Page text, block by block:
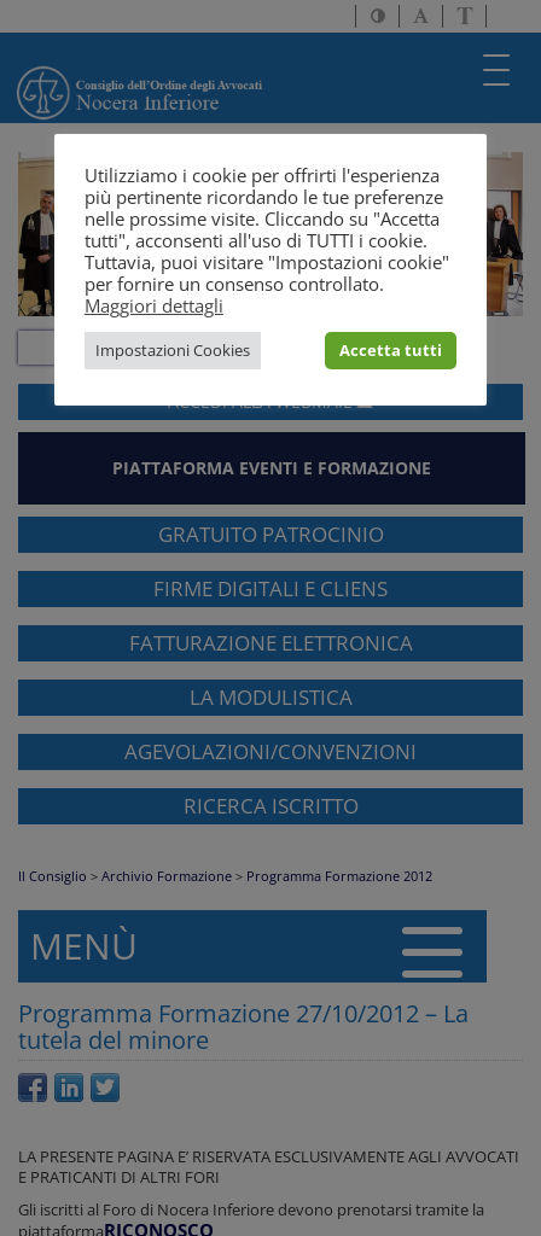
Attiva/disattiva
alto
Attiva/
dimensione
a
solo
ACCEDI ALLAWEBMAIL
PIATTAFORMA EVENTI E FORMAZIONE
GRATUITO PATROCINIO
FIRME DIGITALI E CLIENS
FATTURAZIONE ELETTRONICA
LA MODULISTICA
AGEVOLAZIONI/CONVENZIONI
RICERCA ISCRITTO
Il Consiglio > Archivio Formazione > Programma Formazione 2012
MENÙ
Programma Formazione 27/10/2012 – La
tutela del minore
LA PRESENTE PAGINA E’ RISERVATA ESCLUSIVAMENTE AGLI AVVOCATI
E PRATICANTI DI ALTRI FORI
Gli iscritti al Foro di Nocera Inferiore devono prenotarsi tramite la
RICONOSCO
Utilizziamo i cookie per offrirti l'esperienza
più pertinente ricordando le tue preferenze
nelle prossime visite. Cliccando su "Accetta
tutti", acconsenti all'uso di TUTTI i cookie.
Tuttavia, puoi visitare "Impostazioni cookie"
per fornire un consenso controllato.
Maggiori dettagli
Impostazioni Cookies Accetta tutti